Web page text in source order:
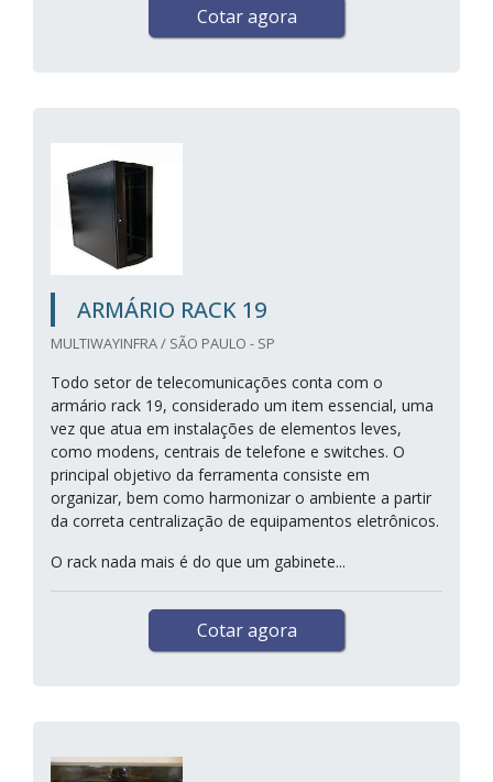
Cotar agora
ARMÁRIO RACK 19
MULTIWAYINFRA / SÃO PAULO - SP
Todo setor de telecomunicações conta com o
armário rack 19, considerado um item essencial, uma
vez que atua em instalações de elementos leves,
como modens, centrais de telefone e switches. O
principal objetivo da ferramenta consiste em
organizar, bem como harmonizar o ambiente a partir
da correta centralização de equipamentos eletrônicos.
O rack nada mais é do que um gabinete...
Cotar agora